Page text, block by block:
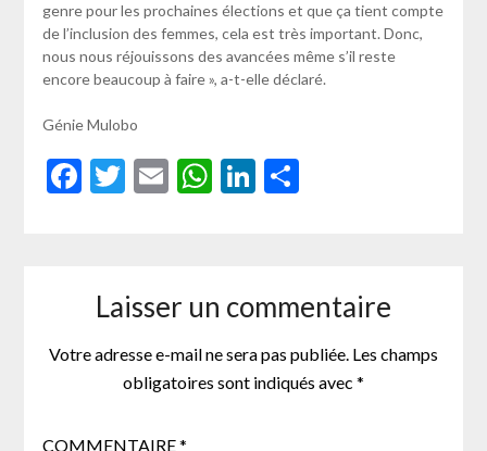
genre pour les prochaines élections et que ça tient compte
de l’inclusion des femmes, cela est très important. Donc,
nous nous réjouissons des avancées même s’il reste
encore beaucoup à faire », a-t-elle déclaré.
Génie Mulobo
Facebook
Twitter
EmailWhatsApp
LinkedIn
Partager
Laisser un commentaire
Votre adresse e-mail ne sera pas publiée. Les champs
obligatoires sont indiqués avec *
COMMENTAIRE*